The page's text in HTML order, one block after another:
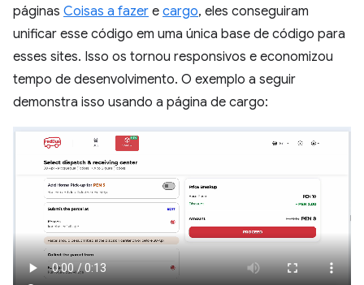
páginas Coisas a fazer e cargo, eles conseguiram
unificar esse código em uma única base de código para
esses sites. Isso os tornou responsivos e economizou
tempo de desenvolvimento. O exemplo a seguir
demonstra isso usando a página de cargo: